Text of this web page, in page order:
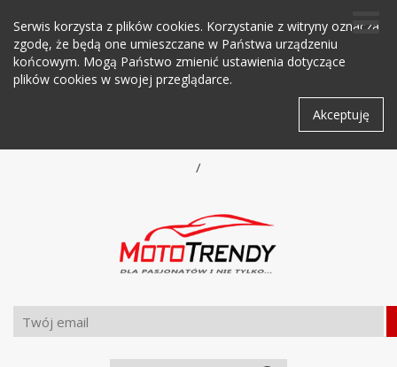
Serwis korzysta z plików cookies. Korzystanie z witryny oznacza
zgodę, że będą one umieszczane w Państwa urządzeniu
końcowym. Mogą Państwo zmienić ustawienia dotyczące
plików cookies w swojej przeglądarce.
Akceptuję
/